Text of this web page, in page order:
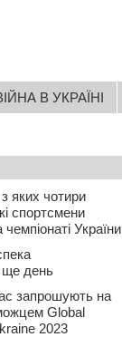
В УКРАЇНІ
яких чотири
спортсмени
України
ще день
запрошують на
Global
2023